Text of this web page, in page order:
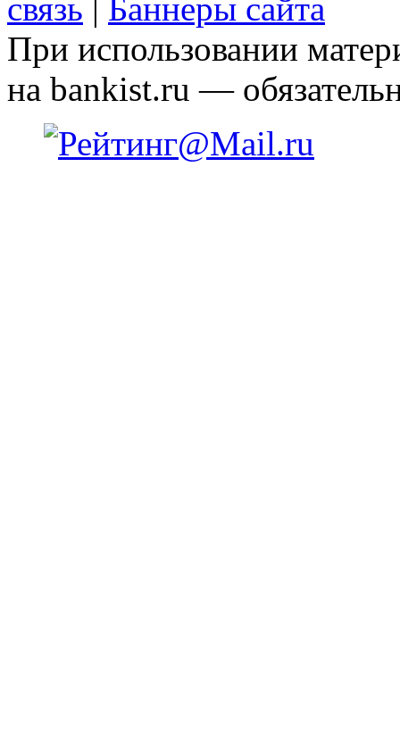
связь
Баннеры сайта
При использовании
на bankist.ru —